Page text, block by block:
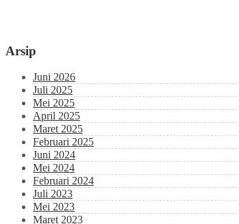
Arsip
Juni 2026
Juli 2025
Mei 2025
April 2025
Maret 2025
Februari 2025
Juni 2024
Mei 2024
Februari 2024
Juli 2023
Mei 2023
Maret 2023